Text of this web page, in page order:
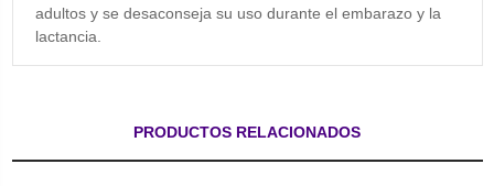
adultos y se desaconseja su uso durante el embarazo y la
lactancia.
PRODUCTOS RELACIONADOS